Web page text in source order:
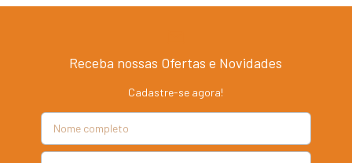
Receba nossas Ofertas e Novidades
Cadastre-se agora!